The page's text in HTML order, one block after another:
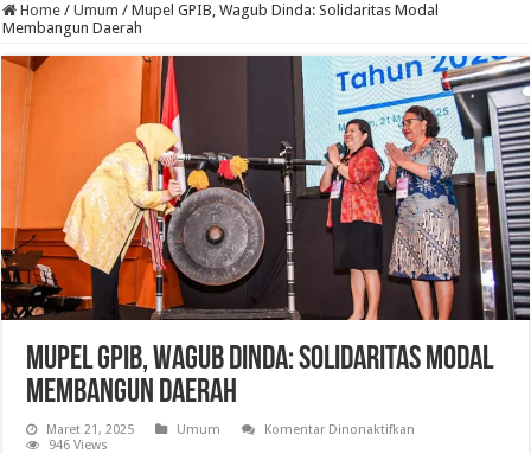
Home / Umum / Mupel GPIB, Wagub Dinda: Solidaritas Modal
Membangun Daerah
Mupel GPIB, Wagub Dinda: Solidaritas Modal
Membangun Daerah
Maret 21, 2025 Umum Komentar Dinonaktifkan
946 Views